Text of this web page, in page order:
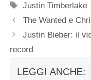
Tag
Justin Timberlake
The Wanted e
Justin Bieber: il
record
LEGGI ANCHE: